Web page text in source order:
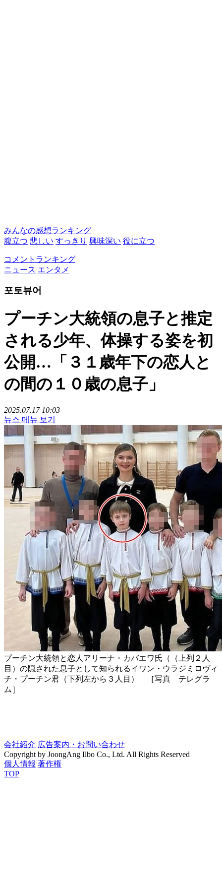
みんなの感想ランキング
腹立つ 悲しい すっきり 興味深い 役に立つ
コメントランキング
ニュース エンタメ
포토뷰어
プーチン大統領の息子と推定
される少年、体操する姿を初
公開…「３１歳年下の恋人と
の間の１０歳の息子」
2025.07.17 10:03
뉴스 메뉴 보기
プーチン大統領と恋人アリーナ・カバエワ氏（（上列２人
目）の隠された息子として知られるイワン・ウラジミロヴィ
チ・プーチン君（下列左から３人目） ［写真 テレグラ
ム］
会社紹介 広告案内・お問い合わせ
Copyright by JoongAng Ilbo Co., Ltd. All Rights Reserved
個人情報 著作権
TOP